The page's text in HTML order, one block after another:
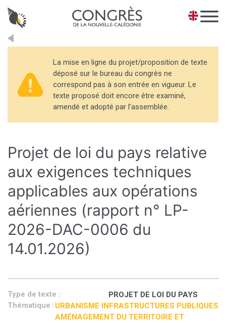
EN
La mise en ligne du projet/proposition de texte
déposé sur le bureau du congrès ne
correspond pas à son entrée en vigueur. Le
texte proposé doit encore être examiné,
amendé et adopté par l’assemblée.
Projet de loi du pays relative
aux exigences techniques
applicables aux opérations
aériennes (rapport n° LP-
2026-DAC-0006 du
14.01.2026)
Type de texte :
PROJET DE LOI DU PAYS
Thématique :URBANISME INFRASTRUCTURES PUBLIQUES
AMÉNAGEMENT DU TERRITOIRE ET
Panneau de gestion des cookies